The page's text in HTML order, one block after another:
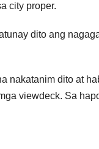
city proper.
dito ang
nakatanim dito at
viewdeck. Sa